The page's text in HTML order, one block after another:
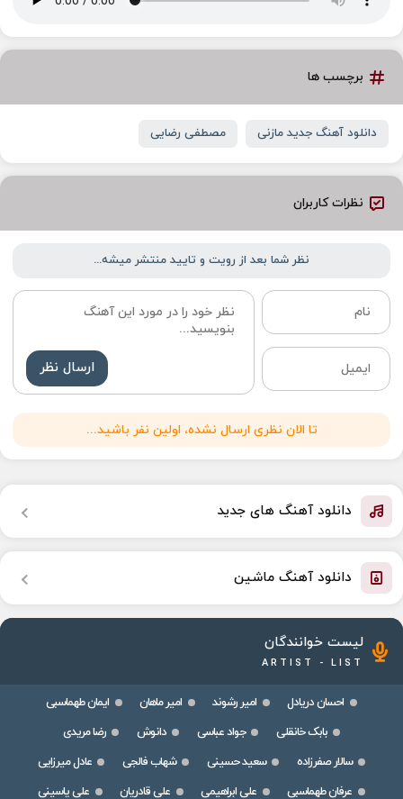
برچسب ها
دانلود آهنگ جدید مازنی مصطفی رضایی
نظرات کاربران
نظر شما بعد از رویت و تایید منتشر میشه...
ارسال نظر
تا الان نظری ارسال نشده، اولین نفر باشید...
دانلود آهنگ های جدید
دانلود آهنگ ماشین
لیست خوانندگان
ARTIST - LIST
احسان دریادل امیر رشوند امیر ماهان
ایمان طهماسبی
بابک خانقلی
جواد عباسی دانوش
رضا مریدی
سالار صفرزاده
سعید حسینی شهاب فالجی
عادل میرزایی
عرفان طهماسبی
علی ابراهیمی علی قادریان علی یاسینی